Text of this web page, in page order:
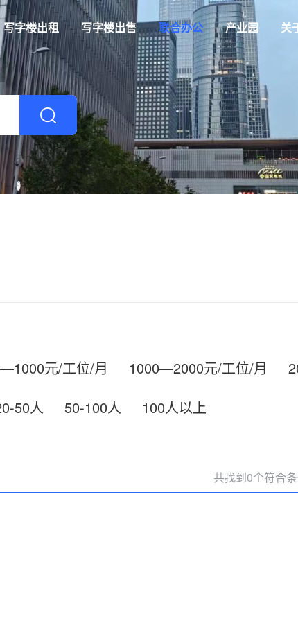
写字楼出租 写字楼出售 联合办公 产业园 关
元/工位/月 1000—2000元/工位/月
50人 50-100人 100人以上
共找到0个符合